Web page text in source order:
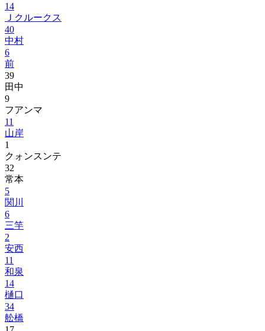
14
Ｊクルークス
40
中村
6
前
39
田中
9
フアンマ
11
山岸
1
クォンスンテ
32
常本
5
関川
6
三竿
2
安西
11
和泉
14
樋口
34
舩橋